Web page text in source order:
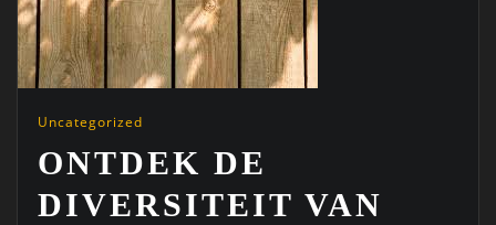
Uncategorized
ONTDEK DE
DIVERSITEIT VAN